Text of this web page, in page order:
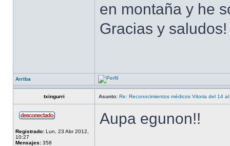
en montaña y he
Gracias y saludos!
Arriba
txingurri Asunto: Re: Reconocimientos médicos Vitoria del 14
Registrado: Lun, 23 Abr 2012,
10:27
Mensajes: 358
Aupa egunon!!